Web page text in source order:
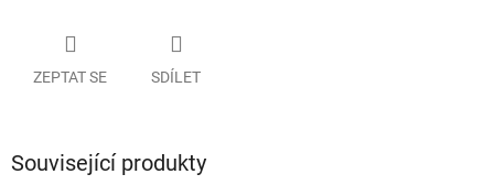
ZEPTAT SE SDÍLET
Související produkty